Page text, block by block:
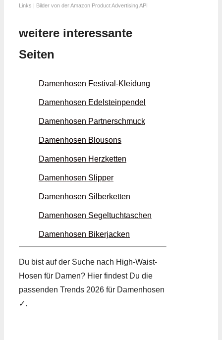
Links | Bilder von der Amazon Product Advertising API
weitere interessante
Seiten
Damenhosen Festival-Kleidung
Damenhosen Edelstein­pendel
Damenhosen Partner­schmuck
Damenhosen Blousons
Damenhosen Herz­ketten
Damenhosen Slipper
Damenhosen Silber­ketten
Damenhosen Segeltuch­taschen
Damenhosen Biker­jacken
Du bist auf der Suche nach High-Waist-
Hosen für Damen? Hier findest Du die
passenden Trends 2026 für Damenhosen
✓.